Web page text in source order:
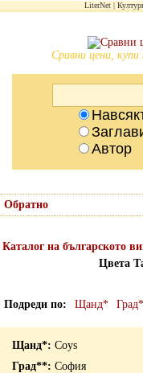
LiterNet
Сравни цени, купи
Автор
Обратно
Каталог на българското
Цвета
Подреди по Щанд*
Coys
София